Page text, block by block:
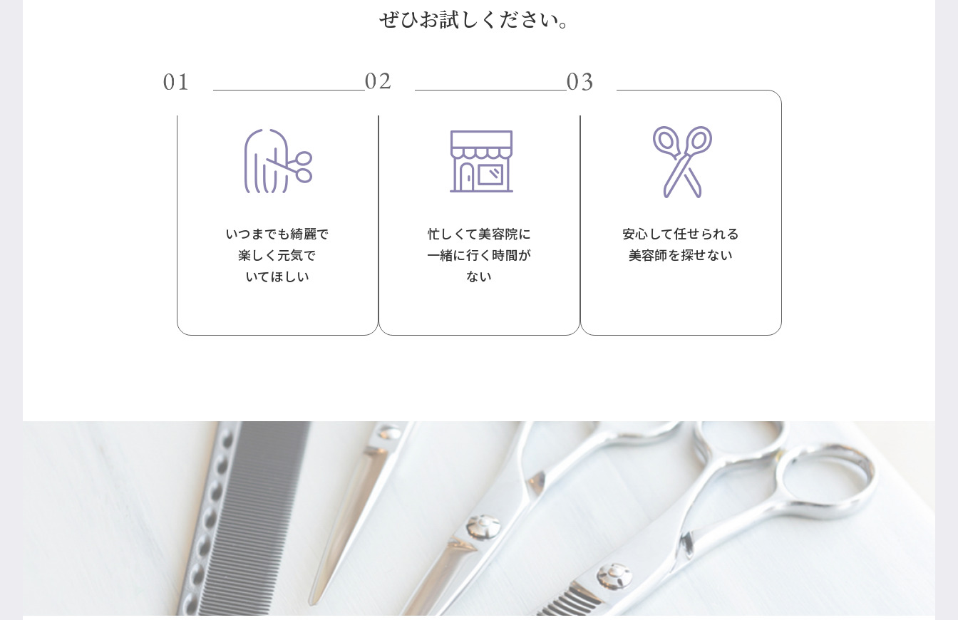
ぜひお試しください。
いつまでも綺麗で
楽しく元気で
いてほしい
忙しくて美容院に
一緒に行く時間が
ない
安心して任せられる
美容師を探せない